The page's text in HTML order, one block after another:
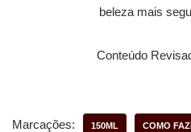
beleza mais
Conteúdo
Marcações: 150ML COMO